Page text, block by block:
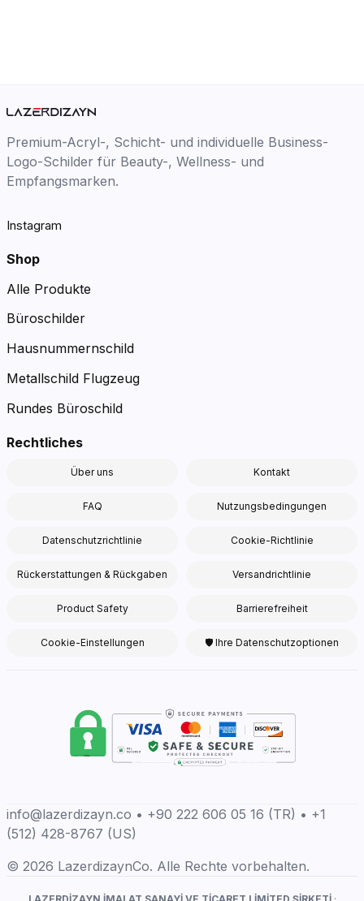
Premium-Acryl-, Schicht- und individuelle Business-
Logo-Schilder für Beauty-, Wellness- und
Empfangsmarken.
Instagram
Shop
Alle Produkte
Büroschilder
Hausnummernschild
Metallschild Flugzeug
Rundes Büroschild
Rechtliches
Über uns Kontakt
FAQ Nutzungsbedingungen
Datenschutzrichtlinie Cookie-Richtlinie
Rückerstattungen & Rückgaben Versandrichtlinie
Product Safety Barrierefreiheit
Cookie-Einstellungen 🛡 Ihre Datenschutzoptionen
info@lazerdizayn.co • +90 222 606 05 16 (TR) • +1
(512) 428-8767 (US)
© 2026 LazerdizaynCo. Alle Rechte vorbehalten.